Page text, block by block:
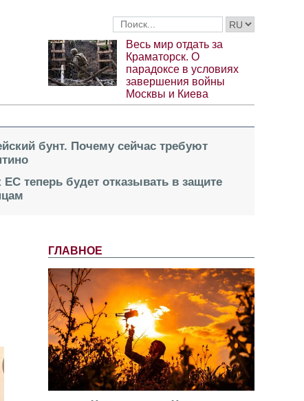
Весь мир отдать за
Краматорск. О
парадоксе в условиях
завершения войны
Москвы и Киева
бунт. Почему сейчас требуют
теперь будет отказывать в защите
ГЛАВНОЕ